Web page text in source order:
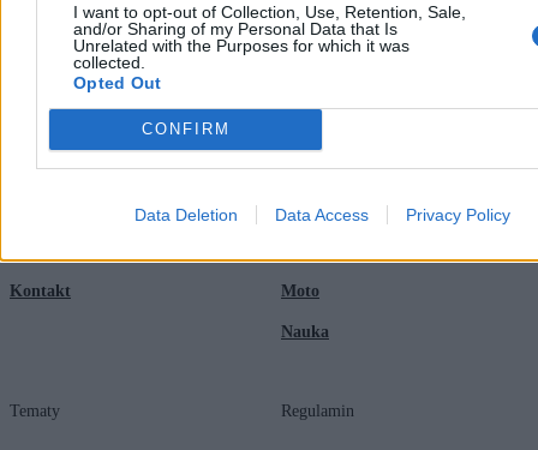
I want to opt-out of Collection, Use, Retention, Sale,
and/or Sharing of my Personal Data that Is
Unrelated with the Purposes for which it was
collected.
Opted Out
CONFIRM
Data Deletion Data Access Privacy Policy
Newsletter
Kontakt
Opinie
Technologia
Moto
Nauka
Tematy Regulamin